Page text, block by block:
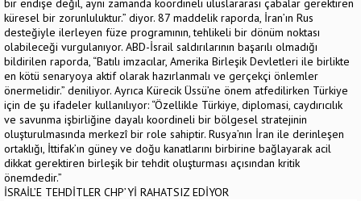
bir endişe değil, aynı zamanda koordineli uluslararası çabalar gerektiren
küresel bir zorunluluktur.” diyor. 87 maddelik raporda, İran’ın Rus
desteğiyle ilerleyen füze programının, tehlikeli bir dönüm noktası
olabileceği vurgulanıyor. ABD-İsrail saldırılarının başarılı olmadığı
bildirilen raporda, “Batılı imzacılar, Amerika Birleşik Devletleri ile birlikte
en kötü senaryoya aktif olarak hazırlanmalı ve gerçekçi önlemler
önermelidir.” deniliyor. Ayrıca Kürecik Üssü’ne önem atfedilirken Türkiye
için de şu ifadeler kullanılıyor: “Özellikle Türkiye, diplomasi, caydırıcılık
ve savunma işbirliğine dayalı koordineli bir bölgesel stratejinin
oluşturulmasında merkezî bir role sahiptir. Rusya’nın İran ile derinleşen
ortaklığı, İttifak’ın güney ve doğu kanatlarını birbirine bağlayarak acil
dikkat gerektiren birleşik bir tehdit oluşturması açısından kritik
önemdedir.”
İSRAİL’E TEHDİTLER CHP’Yİ RAHATSIZ EDİYOR